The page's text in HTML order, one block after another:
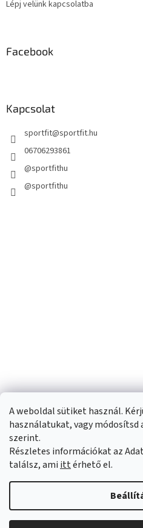
A weboldal sütiket használ.
használatukat, vagy
szerint.
Részletes információkat az
találsz, ami ittérhető el.
Lépj velünk kapcsolatba
Facebook
Kapcsolat
sportfit@sportfit.hu
06706293861
@sportfithu
@sportfithu
Sportfit.hu.